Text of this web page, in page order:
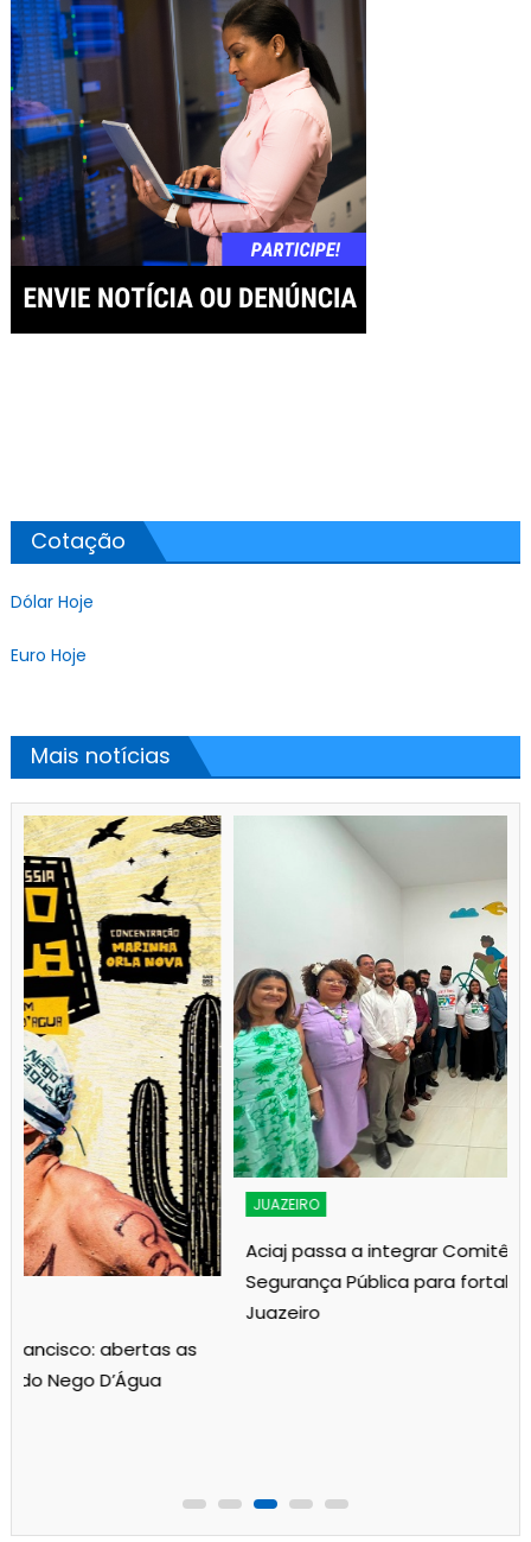
Cotação
Dólar Hoje
Euro Hoje
Mais notícias
JUAZEIRO
Aciaj passa a integrar Comitê Interinstitucional de
Segurança Pública para fortalecer ações em